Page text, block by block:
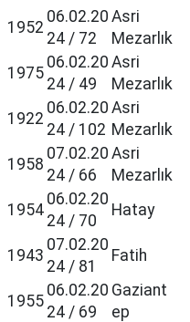
1952
06.02.20
24 / 72
Asri
Mezarlık
1975
06.02.20
24 / 49
Asri
Mezarlık
1922
06.02.20
24 / 102
Asri
Mezarlık
1958
07.02.20
24 / 66
Asri
Mezarlık
1954
06.02.20
24 / 70
Hatay
1943
07.02.20
24 / 81
Fatih
1955
06.02.20
24 / 69
Gaziant
ep